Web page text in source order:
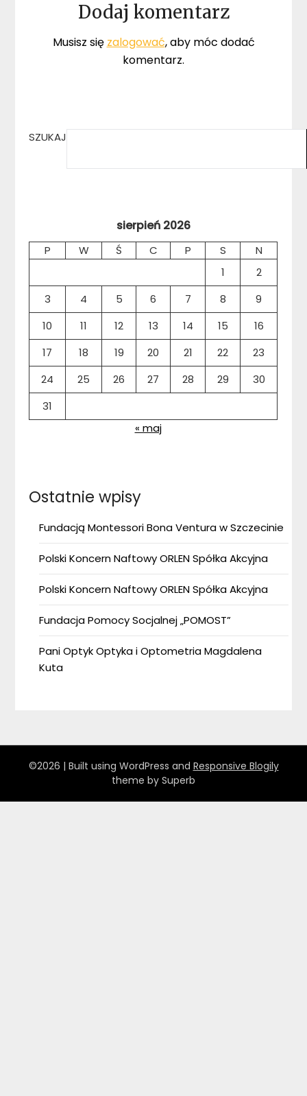
Dodaj komentarz
Musisz się zalogować, aby móc dodać
komentarz.
SZUKAJ
sierpień 2026
P W Ś C P S
N
1
2
3
4 5 6 7 8
9
10
11 12 13 14 15
16
17
18 19 20 21 22
23
24
25 26 27 28 29
30
31
« maj
Ostatnie wpisy
Fundacją Montessori Bona Ventura w Szczecinie
Polski Koncern Naftowy ORLEN Spółka Akcyjna
Polski Koncern Naftowy ORLEN Spółka Akcyjna
Fundacja Pomocy Socjalnej „POMOST”
Pani Optyk Optyka i Optometria Magdalena
Kuta
©2026 | Built using WordPress and Responsive Blogily
theme by Superb